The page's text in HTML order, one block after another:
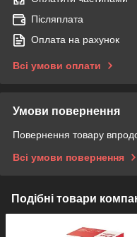
Післяплата
Оплата на рахунок
Всі умови оплати
Умови повернення
Повернення товару
Всі умови повернення
Подібні товари